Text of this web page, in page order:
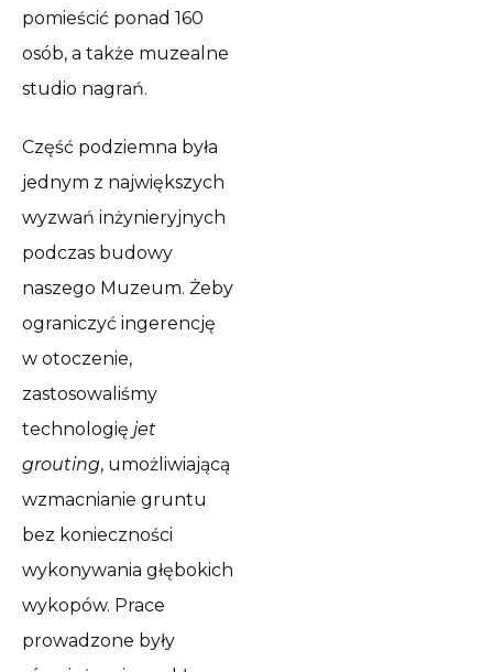
pomieścić ponad 160
osób, a także muzealne
studio nagrań.
Część podziemna była
jednym z największych
wyzwań inżynieryjnych
podczas budowy
naszego Muzeum. Żeby
ograniczyć ingerencję
w otoczenie,
zastosowaliśmy
technologię jet
grouting, umożliwiającą
wzmacnianie gruntu
bez konieczności
wykonywania głębokich
wykopów. Prace
prowadzone były